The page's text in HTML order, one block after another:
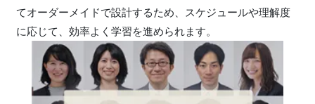
てオーダーメイドで設計するため、スケジュールや理解度
に応じて、効率よく学習を進められます。